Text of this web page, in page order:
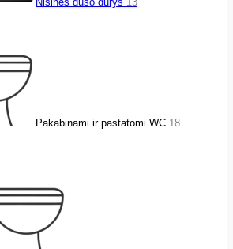
Pakabinami ir pastatomi WC 18